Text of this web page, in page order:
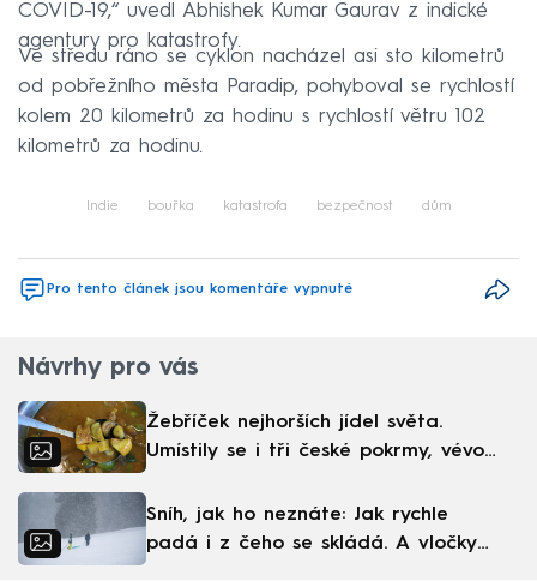
COVID-19,“ uvedl Abhishek Kumar Gaurav z indické
agentury pro katastrofy.
Ve středu ráno se cyklon nacházel asi sto kilometrů
od pobřežního města Paradip, pohyboval se rychlostí
kolem 20 kilometrů za hodinu s rychlostí větru 102
kilometrů za hodinu.
Indie bouřka katastrofa bezpečnost dům
Pro tento článek jsou komentáře vypnuté
Návrhy pro vás
Žebříček nejhorších jídel světa.
Umístily se i tři české pokrmy, vévodí
Sníh, jak ho neznáte: Jak rychle
padá i z čeho se skládá. A vločky